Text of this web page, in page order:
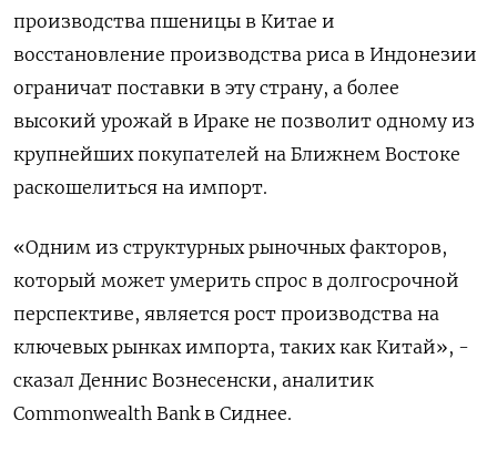
производства пшеницы в Китае и
восстановление производства риса в Индонезии
ограничат поставки в эту страну, а более
высокий урожай в Ираке не позволит одному из
крупнейших покупателей на Ближнем Востоке
раскошелиться на импорт.
«Одним из структурных рыночных факторов,
который может умерить спрос в долгосрочной
перспективе, является рост производства на
ключевых рынках импорта, таких как Китай», -
сказал Деннис Вознесенски, аналитик
Commonwealth Bank в Сиднее.